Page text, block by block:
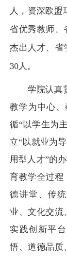
人，资深欧盟
省优秀教师、
杰出人才、省
30人。
学院认真
教学为中心
循“以学生为
立“以就业为
用型人才”的
育教学全过程
德讲堂、传
业、文化交流
实践创新平
悟、道德品质